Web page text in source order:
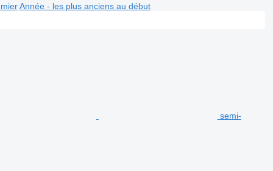
Année - les plus anciens au début
semi-